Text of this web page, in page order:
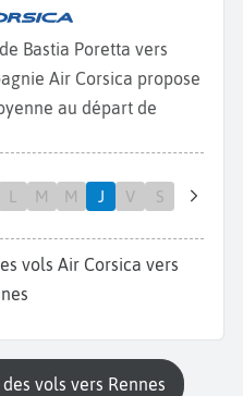
Bastia Poretta vers
Air Corsica propose
au départ de
L M M J V S
vols vers Rennes